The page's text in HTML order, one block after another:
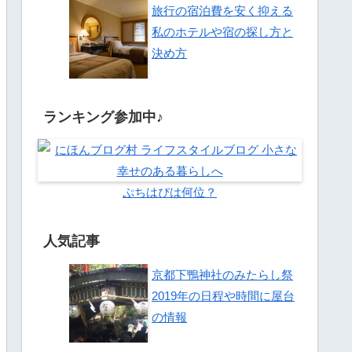
旅行の宿泊費を安く抑える
私のホテルや宿の探し方と
決め方
ランキング参加中♪
ぷちはぴは何位？
人気記事
京都下鴨神社のみたらし祭
2019年の日程や時間に屋台
の情報